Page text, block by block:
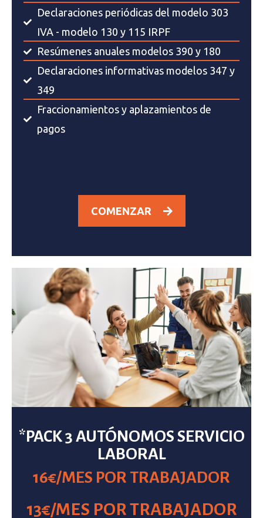
Declaraciones periódicas del modelo 303
IVA - modelo 130 y 115 IRPF
Resúmenes anuales modelos 390 y 180
Declaraciones informativas modelos 347 y
349
Fraccionamientos y aplazamientos de
pagos
COMENZAR
*PACK 3 AUTÓNOMOS SERVICIO
LABORAL
16€/MES POR TRABAJADOR
13€/MES POR TRABAJADOR